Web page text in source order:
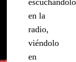
en la
radio,
viéndolo
en